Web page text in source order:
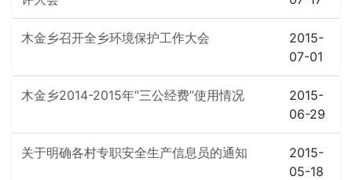
木金乡召开全乡环境保护工作大会
2015-
07-01
木金乡2014-2015年“三公经费”使用情况
2015-
06-29
关于明确各村专职安全生产信息员的通知
2015-
05-18